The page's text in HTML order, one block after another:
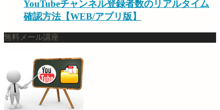
YouTubeチャンネル登録者数のリアルタイム
確認方法【WEB/アプリ版】
無料メール講座